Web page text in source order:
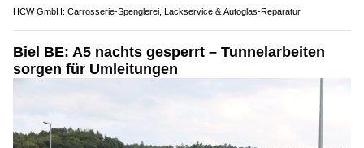
HCW GmbH: Carrosserie‑Spenglerei, Lackservice & Autoglas‑Reparatur
Biel BE: A5 nachts gesperrt – Tunnelarbeiten
sorgen für Umleitungen